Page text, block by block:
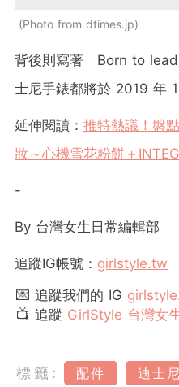
Photo from dtimes.jp
背後則寫著「Born to
士尼手錶都將於 2019 年
延伸閱讀： 推特熱議！盤
妝～心機雪花粉餅＋
-
By 台灣女生日常編輯部
追蹤IG帳號： girlstyle.tw
💌 追蹤我們的 IG
📺 追蹤 GirlStyle 台灣女
標籤: 配件 迪士尼